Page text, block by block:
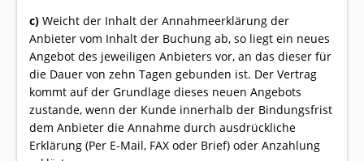
c) Weicht der Inhalt der Annahmeerklärung der
Anbieter vom Inhalt der Buchung ab, so liegt ein neues
Angebot des jeweiligen Anbieters vor, an das dieser für
die Dauer von zehn Tagen gebunden ist. Der Vertrag
kommt auf der Grundlage dieses neuen Angebots
zustande, wenn der Kunde innerhalb der Bindungsfrist
dem Anbieter die Annahme durch ausdrückliche
Erklärung (Per E-Mail, FAX oder Brief) oder Anzahlung